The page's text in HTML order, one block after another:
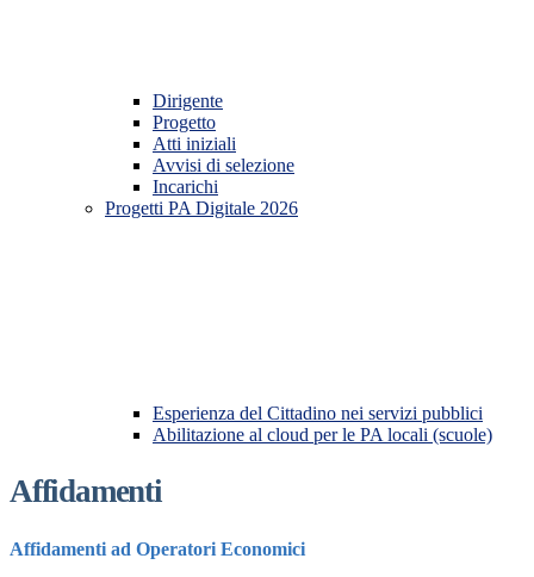
Dirigente
Progetto
Atti iniziali
Avvisi di selezione
Incarichi
Progetti PA Digitale 2026
Esperienza del Cittadino nei servizi pubblici
Abilitazione al cloud per le PA locali (scuole)
Affidamenti
Affidamenti ad Operatori Economici